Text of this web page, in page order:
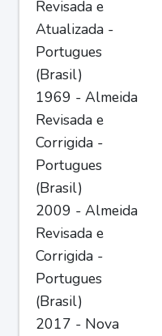
Revisada e
Atualizada -
Portugues
(Brasil)
1969 - Almeida
Revisada e
Corrigida -
Portugues
(Brasil)
2009 - Almeida
Revisada e
Corrigida -
Portugues
(Brasil)
2017 - Nova